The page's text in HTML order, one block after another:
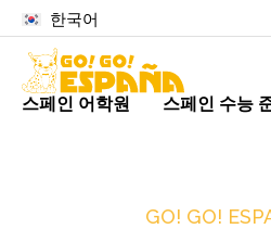
한국어
스페인 어학원 스페인 수능
GO! GO!